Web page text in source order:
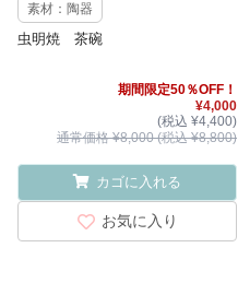
素材：陶器
虫明焼 茶碗
期間限定50％OFF！
¥4,000
(税込 ¥4,400)
通常価格 ¥8,000 (税込 ¥8,800)
カゴに入れる
お気に入り